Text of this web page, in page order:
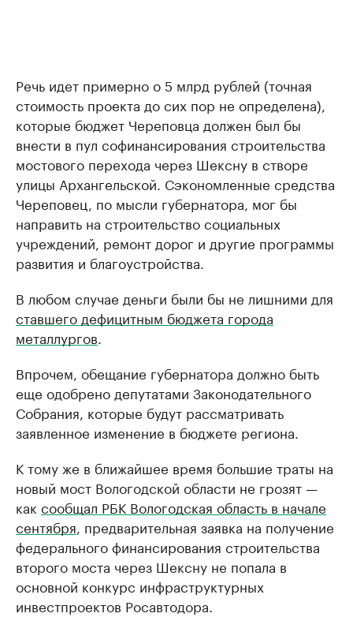
Речь идет примерно о 5 млрд рублей (точная
стоимость проекта до сих пор не определена),
которые бюджет Череповца должен был бы
внести в пул софинансирования строительства
мостового перехода через Шексну в створе
улицы Архангельской. Сэкономленные средства
Череповец, по мысли губернатора, мог бы
направить на строительство социальных
учреждений, ремонт дорог и другие программы
развития и благоустройства.
В любом случае деньги были бы не лишними для
ставшего дефицитным бюджета города
металлургов.
Впрочем, обещание губернатора должно быть
еще одобрено депутатами Законодательного
Собрания, которые будут рассматривать
заявленное изменение в бюджете региона.
К тому же в ближайшее время большие траты на
новый мост Вологодской области не грозят —
как сообщал РБК Вологодская область в начале
сентября, предварительная заявка на получение
федерального финансирования строительства
второго моста через Шексну не попала в
основной конкурс инфраструктурных
инвестпроектов Росавтодора.